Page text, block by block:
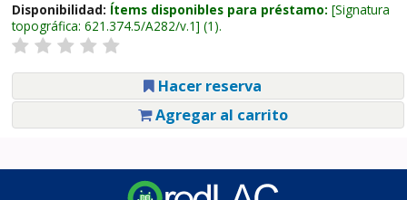
Disponibilidad: Ítems disponibles para préstamo: Signatura
topográfica: 621.374.5/A282/v.1 (1).
Hacer reserva
Agregar al carrito